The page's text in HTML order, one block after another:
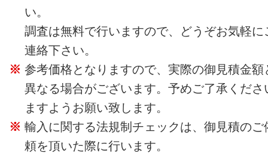
い。
調査は無料で行いますので、どうぞお気軽に
連絡下さい。
参考価格となりますので、実際の御見積金額
異なる場合がございます。予めご了承くださ
ますようお願い致します。
輸入に関する法規制チェックは、御見積のご
頼を頂いた際に行います。